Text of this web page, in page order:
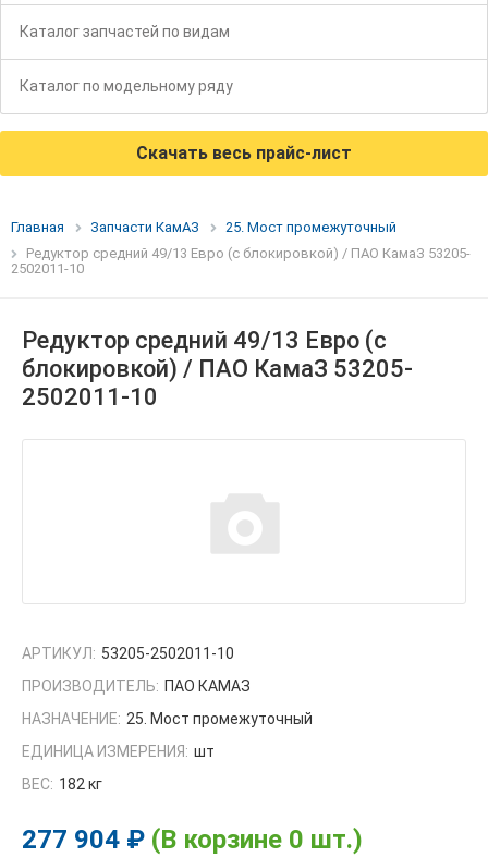
Каталог запчастей по видам
Каталог по модельному ряду
Скачать весь прайс-лист
Главная Запчасти КамАЗ
25. Мост промежуточный
Редуктор средний 49/13 Евро (с блокировкой) / ПАО КамаЗ 53205-
2502011-10
Редуктор средний 49/13 Евро (с
блокировкой) / ПАО КамаЗ 53205-
2502011-10
АРТИКУЛ: 53205-2502011-10
ПРОИЗВОДИТЕЛЬ: ПАО КАМАЗ
НАЗНАЧЕНИЕ: 25. Мост промежуточный
ЕДИНИЦА ИЗМЕРЕНИЯ: шт
ВЕС: 182 кг
277 904 ₽ (В корзине 0 шт.)